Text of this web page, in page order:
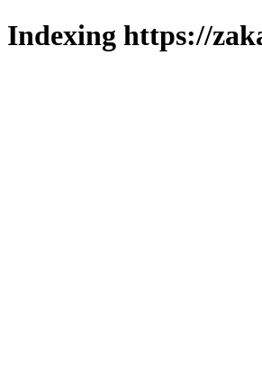
Indexing https://